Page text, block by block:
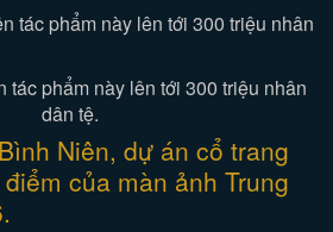
tác phẩm này lên tới 300 triệu nhân
dân tệ.
Niên, dự án cổ trang
của màn ảnh Trung